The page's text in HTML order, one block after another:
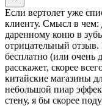
Если вертолет уже
клиенту. Смысл в чем:
даренному коню в
отрицательный отзыв.
бесплатно (или очень
расскажет, скорее
китайские магазины
небольшой пиар
стену, я бы скорее